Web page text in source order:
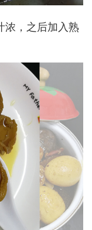
浓，之后加入熟